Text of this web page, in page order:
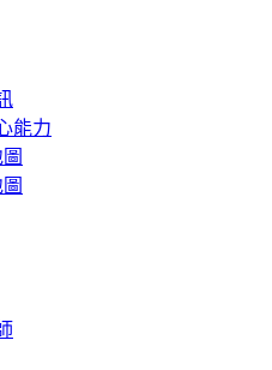
能力